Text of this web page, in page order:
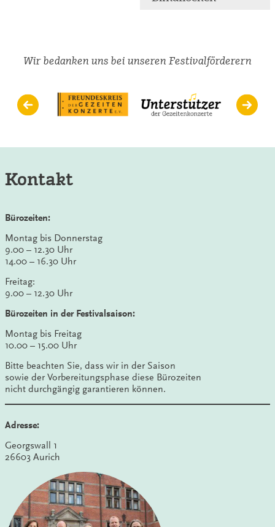
Wir bedanken uns bei unseren Festivalförderern
Kontakt
Bürozeiten:
Montag bis Donnerstag
9.00 – 12.30 Uhr
14.00 – 16.30 Uhr
Freitag:
9.00 – 12.30 Uhr
Bürozeiten in der Festivalsaison:
Montag bis Freitag
10.00 – 15.00 Uhr
Bitte beachten Sie, dass wir in der Saison
sowie der Vorbereitungsphase diese Bürozeiten
nicht durchgängig garantieren können.
Adresse:
Georgswall 1
26603 Aurich